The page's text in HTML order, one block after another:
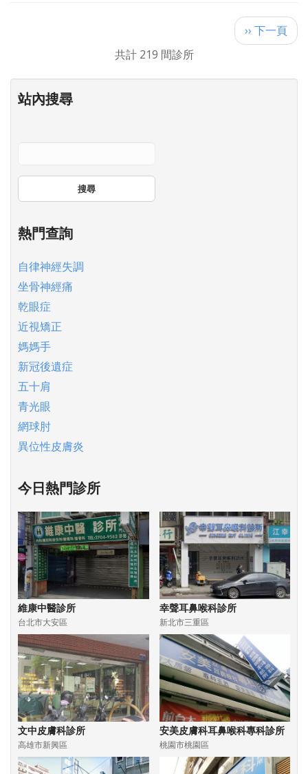
下
一
›› 下一頁
共計 219 間診所
站內搜尋
搜尋
熱門查詢
自律神經失調
坐骨神經痛
乾眼症
近視矯正
媽媽手
新冠後遺症
五十肩
青光眼
網球肘
異位性皮膚炎
今日熱門診所
維康中醫診所
台北市大安區
幸聲耳鼻喉科診所
新北市三重區
文中皮膚科診所
高雄市新興區
安美皮膚科耳鼻喉科專科診所
桃園市桃園區